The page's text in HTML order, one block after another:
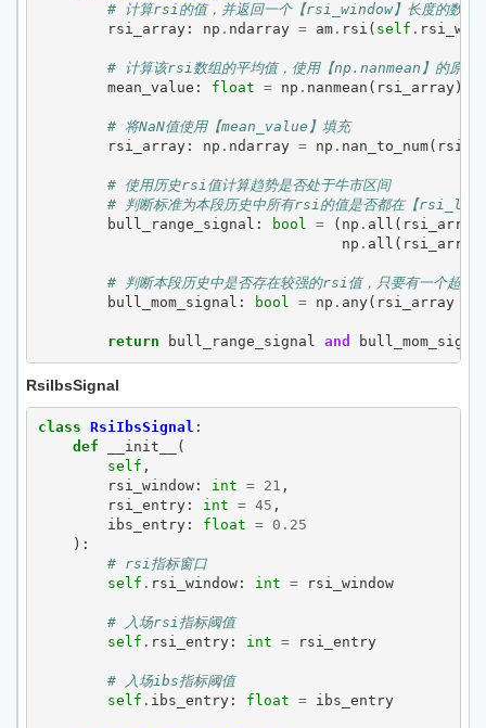
# 计算rsi的值，并返回一个【rsi_window】长度的数组
rsi_array: np . ndarray = am. rsi ( self .
# 计算该rsi数组的平均值，使用【np.nanmean】的原因
mean_value : float = np . nanmean ( rsi_array)
# 将NaN值使用【mean_value】填充
rsi_array: np . ndarray = np . nan_to_num(
# 使用历史rsi值计算趋势是否处于牛市区间
# 判断标准为本段历史中所有rsi的值是否都在【
bull_range_signal : bool = ( np . all ( rsi_array
np . all ( rsi_array
# 判断本段历史中是否存在较强的rsi值，只要有一个超
bull_mom_signal : bool = np . any( rsi_array
return bull_range_signal and
RsiIbsSignal
class RsiIbsSignal :
def
__init__
(
self ,
rsi_window: int = 21 ,
rsi_entry: int = 45 ,
ibs_entry: float =
0.25
):
# rsi指标窗口
self . rsi_window: int = rsi_window
# 入场rsi指标阈值
self . rsi_entry: int = rsi_entry
# 入场ibs指标阈值
self . ibs_entry: float = ibs_entry